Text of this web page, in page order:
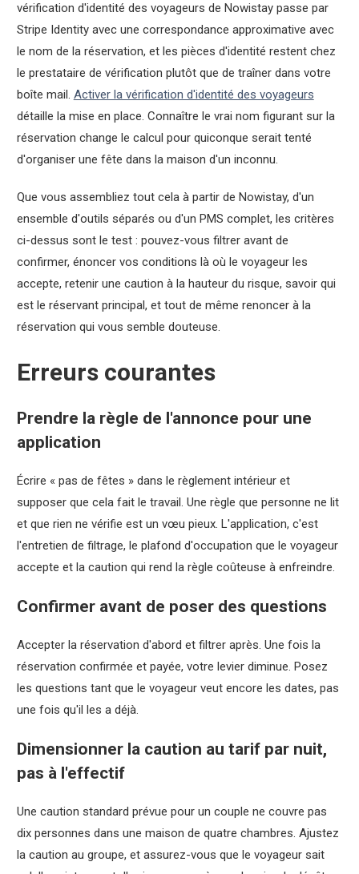
vérification d'identité des voyageurs de Nowistay passe par
Stripe Identity avec une correspondance approximative avec
le nom de la réservation, et les pièces d'identité restent chez
le prestataire de vérification plutôt que de traîner dans votre
boîte mail. Activer la vérification d'identité des voyageurs
détaille la mise en place. Connaître le vrai nom figurant sur la
réservation change le calcul pour quiconque serait tenté
d'organiser une fête dans la maison d'un inconnu.
Que vous assembliez tout cela à partir de Nowistay, d'un
ensemble d'outils séparés ou d'un PMS complet, les critères
ci-dessus sont le test : pouvez-vous filtrer avant de
confirmer, énoncer vos conditions là où le voyageur les
accepte, retenir une caution à la hauteur du risque, savoir qui
est le réservant principal, et tout de même renoncer à la
réservation qui vous semble douteuse.
Erreurs courantes
Prendre la règle de l'annonce pour une
application
Écrire « pas de fêtes » dans le règlement intérieur et
supposer que cela fait le travail. Une règle que personne ne lit
et que rien ne vérifie est un vœu pieux. L'application, c'est
l'entretien de filtrage, le plafond d'occupation que le voyageur
accepte et la caution qui rend la règle coûteuse à enfreindre.
Confirmer avant de poser des questions
Accepter la réservation d'abord et filtrer après. Une fois la
réservation confirmée et payée, votre levier diminue. Posez
les questions tant que le voyageur veut encore les dates, pas
une fois qu'il les a déjà.
Dimensionner la caution au tarif par nuit,
pas à l'effectif
Une caution standard prévue pour un couple ne couvre pas
dix personnes dans une maison de quatre chambres. Ajustez
la caution au groupe, et assurez-vous que le voyageur sait